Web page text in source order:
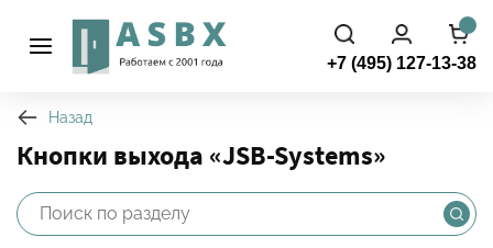
+7 (495) 127-13-38
Назад
Кнопки выхода «JSB-Systems»